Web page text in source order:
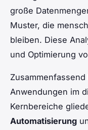
große
Muster, die
bleiben. Diese
und Optimierung
Anwendungen im
Kernbereiche
Automatisierung